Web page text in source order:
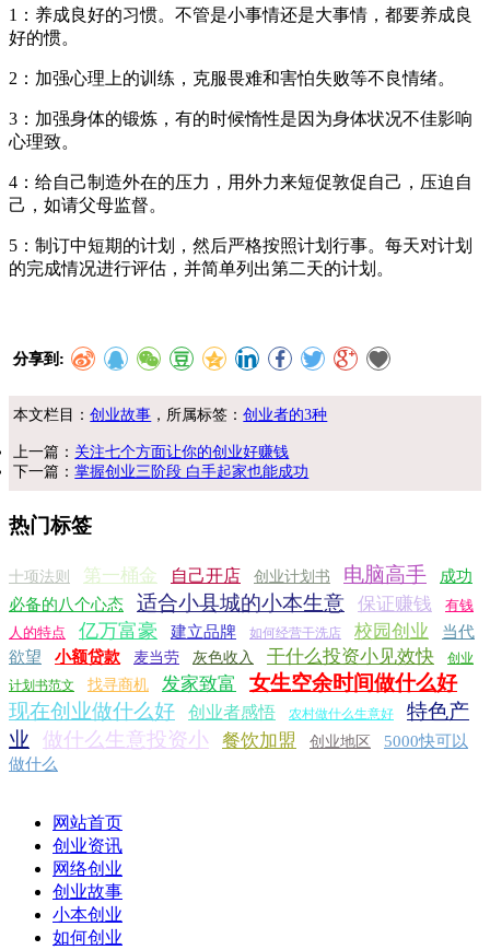
1：养成良好的习惯。不管是小事情还是大事情，都要养成良
好的惯。
2：加强心理上的训练，克服畏难和害怕失败等不良情绪。
3：加强身体的锻炼，有的时候惰性是因为身体状况不佳影响
心理致。
4：给自己制造外在的压力，用外力来短促敦促自己，压迫自
己，如请父母监督。
5：制订中短期的计划，然后严格按照计划行事。每天对计划
的完成情况进行评估，并简单列出第二天的计划。
分享到:
本文栏目：创业故事 ，所属标签：创业者的3种
上一篇： 关注七个方面让你的创业好赚钱
下一篇：掌握创业三阶段 白手起家也能成功
热门标签
十项法则 第一桶金 自己开店 创业计划书 电脑高手
成功
必备的八个心态
适合小县城的小本生意 保证赚钱
有钱
人的特点
亿万富豪 建立品牌 如何经营干洗店 校园创业
当代
欲望
小额贷款 麦当劳 灰色收入 干什么投资小见效快
创业
计划书范文
找寻商机 发家致富
女生空余时间做什么好
现在创业做什么好
创业者感悟 农村做什么生意好
特色产
业
做什么生意投资小 餐饮加盟 创业地区
5000快可以
做什么
网站首页
创业资讯
网络创业
创业故事
小本创业
如何创业